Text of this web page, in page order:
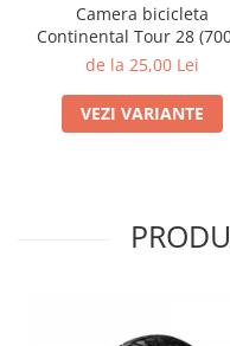
Camera bicicleta
Continental Tour 28
All, Auto / Presta, 32/47-
de la 25,00 Lei
VEZI VARIANTE